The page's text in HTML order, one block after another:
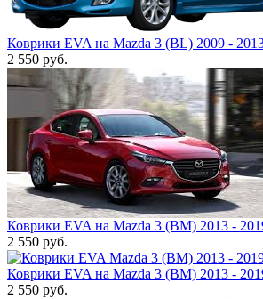
Коврики EVA на Mazda 3 (BL) 2009 -
2 550 руб.
Коврики EVA на Mazda 3 (BM) 2013 -
2 550 руб.
Коврики EVA на Mazda 3 (BM) 2013 -
2 550 руб.